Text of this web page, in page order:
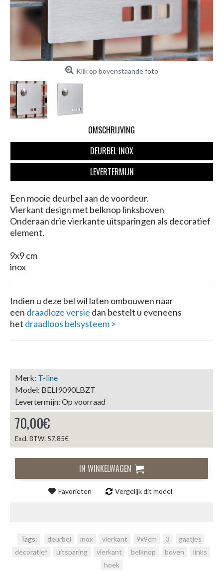
Klik op bovenstaande foto
OMSCHRIJVING
DEURBEL INOX
LEVERTERMIJN
Een mooie deurbel aan de voordeur.
Vierkant design met belknop linksboven
Onderaan drie vierkante uitsparingen als decoratief
element.
9x9 cm
inox
Indien u deze bel wil laten ombouwen naar
een draadloze versie dan bestelt u eveneens
het draadloos belsysteem >
Merk: T-line
Model: BELI9090LBZT
Levertermijn: Op voorraad
70,00€
Excl. BTW: 57,85€
IN WINKELWAGEN
Favorieten Vergelijk dit model
Tags: deurbel inox vierkant 9x9cm 3 gaatjes
decoratief
uitsparing vierkant belknop boven links
hoek